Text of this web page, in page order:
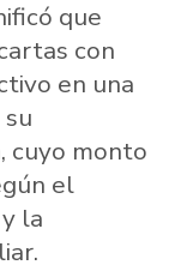
que
con
en una
cuyo monto
el
la